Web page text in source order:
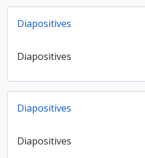
Diapositives
Diapositives
Diapositives
Diapositives